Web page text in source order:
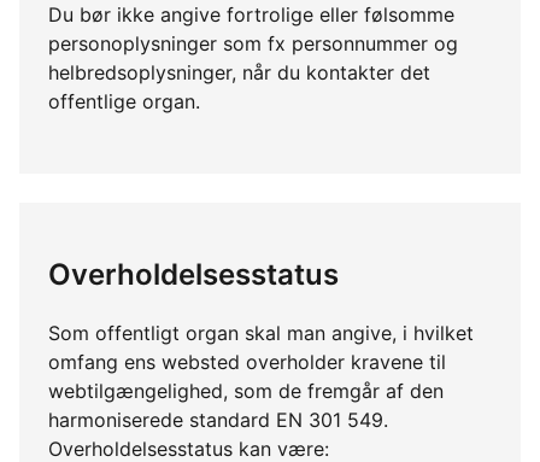
Du bør ikke angive fortrolige eller følsomme
personoplysninger som fx personnummer og
helbredsoplysninger, når du kontakter det
offentlige organ.
Overholdelsesstatus
Som offentligt organ skal man angive, i hvilket
omfang ens websted overholder kravene til
webtilgængelighed, som de fremgår af den
harmoniserede standard EN 301 549.
Overholdelsesstatus kan være: